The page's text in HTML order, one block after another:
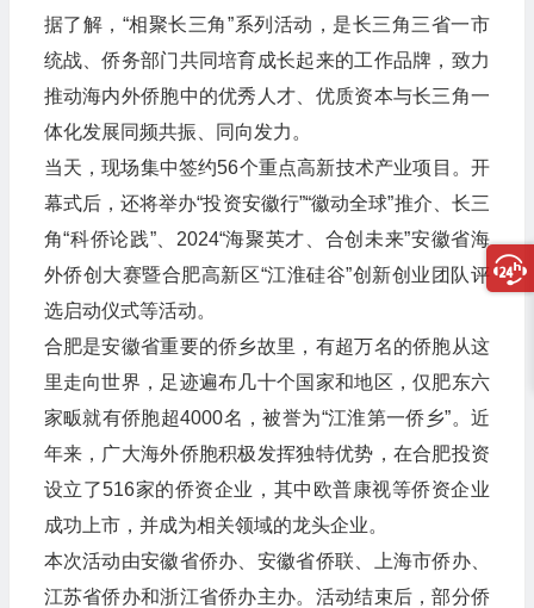
据了解，“相聚长三角”系列活动，是长三角三省一市
统战、侨务部门共同培育成长起来的工作品牌，致力
推动海内外侨胞中的优秀人才、优质资本与长三角一
体化发展同频共振、同向发力。
当天，现场集中签约56个重点高新技术产业项目。开
幕式后，还将举办“投资安徽行”“徽动全球”推介、长三
角“科侨论践”、2024“海聚英才、合创未来”安徽省海
外侨创大赛暨合肥高新区“江淮硅谷”创新创业团队评
选启动仪式等活动。
合肥是安徽省重要的侨乡故里，有超万名的侨胞从这
里走向世界，足迹遍布几十个国家和地区，仅肥东六
家畈就有侨胞超4000名，被誉为“江淮第一侨乡”。近
年来，广大海外侨胞积极发挥独特优势，在合肥投资
设立了516家的侨资企业，其中欧普康视等侨资企业
成功上市，并成为相关领域的龙头企业。
本次活动由安徽省侨办、安徽省侨联、上海市侨办、
江苏省侨办和浙江省侨办主办。活动结束后，部分侨